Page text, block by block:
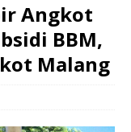
Angkot
BBM,
Malang